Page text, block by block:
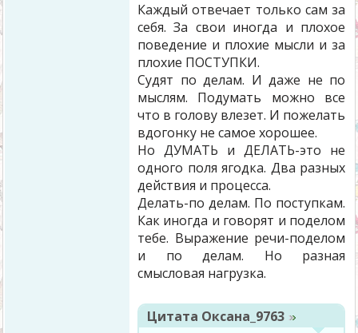
Каждый отвечает только сам за
себя. За свои иногда и плохое
поведение и плохие мысли и за
плохие ПОСТУПКИ.
Судят по делам. И даже не по
мыслям. Подумать можно все
что в голову влезет. И пожелать
вдогонку не самое хорошее.
Но ДУМАТЬ и ДЕЛАТЬ-это не
одного поля ягодка. Два разных
действия и процесса.
Делать-по делам. По поступкам.
Как иногда и говорят и поделом
тебе. Выражение речи-поделом
и по делам. Но разная
смысловая нагрузка.
Цитата Оксана_9763